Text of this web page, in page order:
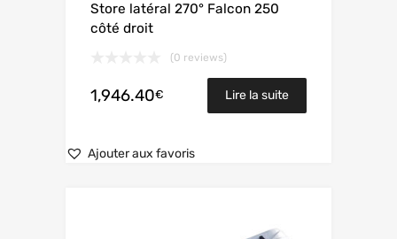
Store latéral 270° Falcon 250
côté droit
(0 reviews)
1,946.40€ Lire la suite
Ajouter aux favoris